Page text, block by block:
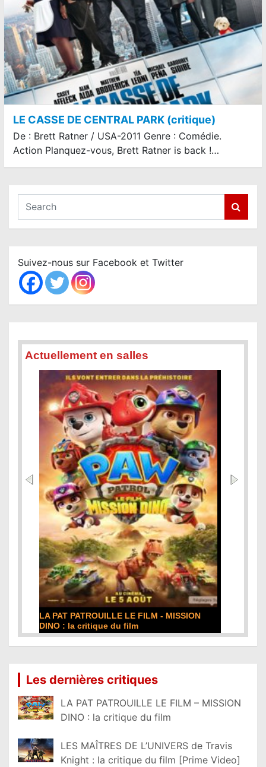
LE CASSE DE CENTRAL PARK (critique)
De : Brett Ratner / USA-2011 Genre : Comédie.
Action Planquez-vous, Brett Ratner is back !…
a
c
h
Suivez-nous sur Facebook et Twitter
Actuellement en salles
DE LA COMÉDIE-FRANÇAISE : la critique du
film
Les dernières critiques
LA PAT PATROUILLE LE FILM – MISSION
DINO : la critique du film
LES MAÎTRES DE L’UNIVERS de Travis
Knight : la critique du film [Prime Video]